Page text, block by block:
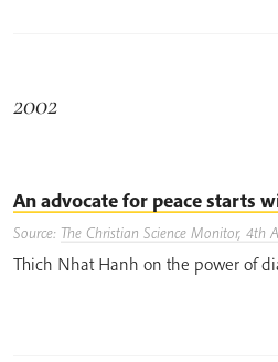
2002
An advocate for peace starts
Source: The Christian Science Monitor, 4th
Thich Nhat Hanh on the power of